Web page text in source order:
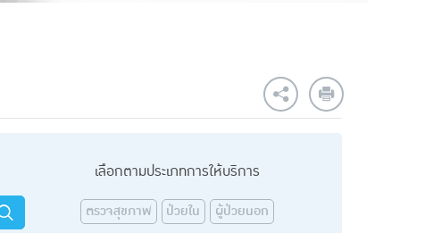
เลือกตามประเภทการให้บริการ
ตรวจสุขภาพ ป่วยใน ผู้ป่วยนอก